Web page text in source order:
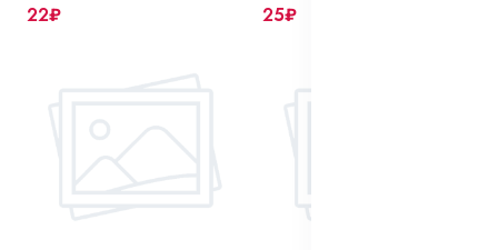
22₽ 25₽